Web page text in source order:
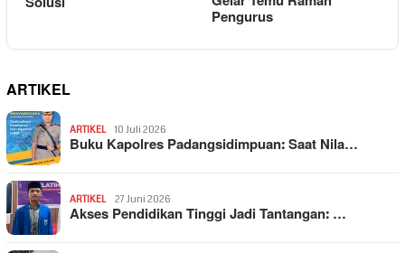
Pengurus
ARTIKEL
ARTIKEL 10 Juli 2026
Buku Kapolres Padangsidimpuan: Saat Nila…
ARTIKEL 27 Juni 2026
Akses Pendidikan Tinggi Jadi Tantangan: …